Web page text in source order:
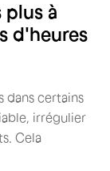
plus à
d'heures
dans certains
irrégulier
Cela